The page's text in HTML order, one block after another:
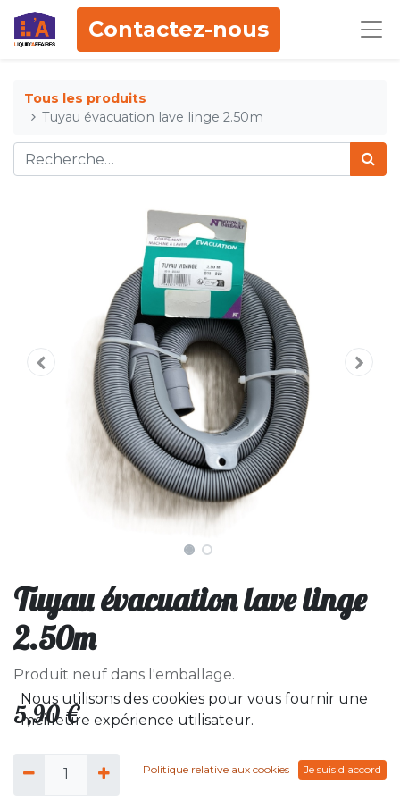
Contactez-nous
Tous les produits
Tuyau évacuation lave linge 2.50m
Tuyau évacuation lave linge
2.50m
Produit neuf dans l'emballage.
5,90€
Nous utilisons des cookies pour vous fournir une
meilleure expérience utilisateur.
Politique relative aux cookies Je suis d'accord